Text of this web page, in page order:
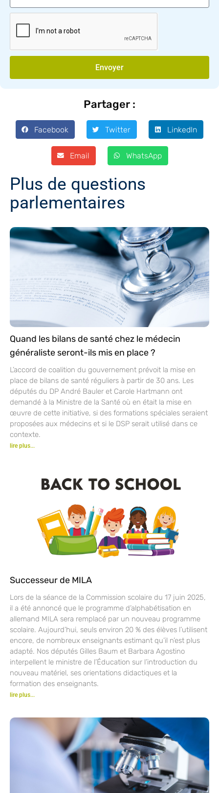
Envoyer
Partager :
Facebook Twitter LinkedIn
Email WhatsApp
Plus de questions
parlementaires
Quand les bilans de santé chez le médecin
généraliste seront-ils mis en place ?
L’accord de coalition du gouvernement prévoit la mise en
place de bilans de santé réguliers à partir de 30 ans. Les
députés du DP André Bauler et Carole Hartmann ont
demandé à la Ministre de la Santé où en était la mise en
œuvre de cette initiative, si des formations spéciales seraient
proposées aux médecins et si le DSP serait utilisé dans ce
contexte.
lire plus...
Successeur de MILA
Lors de la séance de la Commission scolaire du 17 juin 2025,
il a été annoncé que le programme d’alphabétisation en
allemand MILA sera remplacé par un nouveau programme
scolaire. Aujourd’hui, seuls environ 20 % des élèves l’utilisent
encore, de nombreux enseignants estimant qu’il n’est plus
adapté. Nos députés Gilles Baum et Barbara Agostino
interpellent le ministre de l’Éducation sur l’introduction du
nouveau matériel, ses orientations didactiques et la
formation des enseignants.
lire plus...